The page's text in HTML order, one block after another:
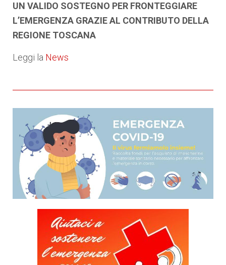
UN VALIDO SOSTEGNO PER FRONTEGGIARE
L’EMERGENZA GRAZIE AL CONTRIBUTO DELLA
REGIONE TOSCANA
Leggi la News